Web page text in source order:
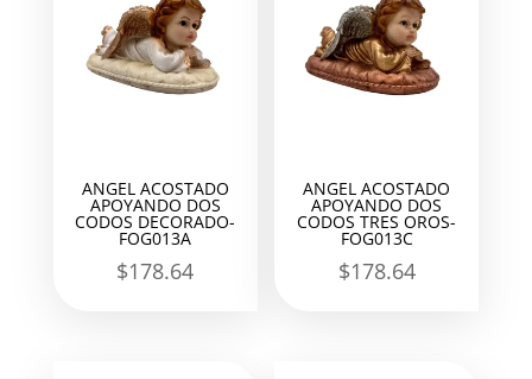
ANGEL ACOSTADO
APOYANDO DOS
CODOS DECORADO-
FOG013A
$178.64
ANGEL ACOSTADO
APOYANDO DOS
CODOS TRES OROS-
FOG013C
$178.64